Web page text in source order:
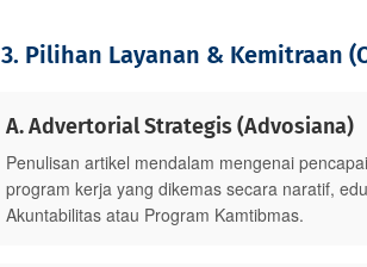
3. Pilihan Layanan & Kemitraan
A. Advertorial Strategis (Advosiana)
Penulisan artikel mendalam mengenai
program kerja yang dikemas secara naratif,
Akuntabilitas atau Program Kamtibmas.